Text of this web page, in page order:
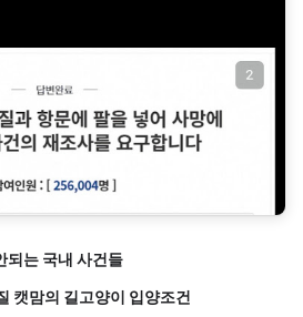
되는 국내 사건들
캣맘의 길고양이 입양조건